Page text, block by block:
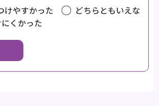
けやすかった
どちらともいえな
くかった